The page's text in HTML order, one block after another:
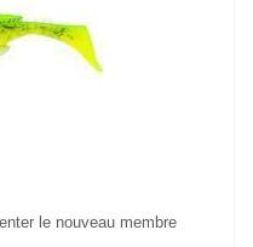
le nouveau membre